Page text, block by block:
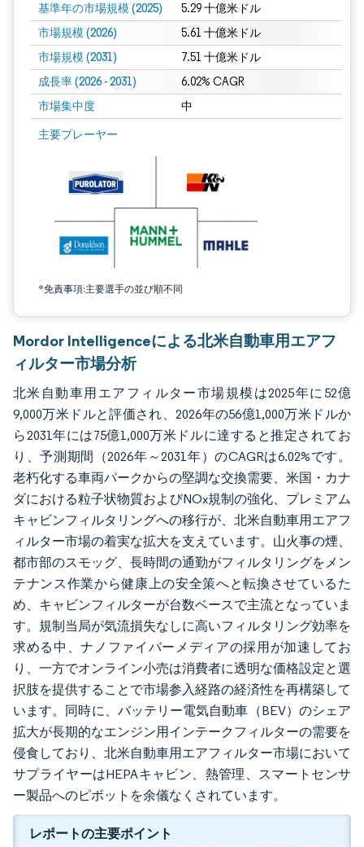
基準年の市場規模 (2025) 5.29 十億米ドル
市場規模 (2026) 5.61 十億米ドル
市場規模 (2031) 7.51 十億米ドル
成長率 (2026 - 2031) 6.02% CAGR
市場集中度 中
主要プレーヤー
*免責事項:主要選手の並び順不同
画像 © Mordor Intelligence。再利用にはCC BY 4.0の表示が必要です。
Mordor Intelligenceによる北米自動車用エアフ
ィルター市場分析
北米自動車用エアフィルター市場規模は2025年に52億
9,000万米ドルと評価され、2026年の56億1,000万米ドルか
ら2031年には75億1,000万米ドルに達すると推定されてお
り、予測期間（2026年～2031年）のCAGRは6.02%です。
老朽化する車両パークからの堅調な交換需要、米国・カナ
ダにおける粒子状物質およびNOx規制の強化、プレミアム
キャビンフィルタリングへの移行が、北米自動車用エアフ
ィルター市場の着実な拡大を支えています。山火事の煙、
都市部のスモッグ、長時間の通勤がフィルタリングをメン
テナンス作業から健康上の安全策へと転換させているた
め、キャビンフィルターが台数ベースで主流となっていま
す。規制当局が気流損失なしに高いフィルタリング効率を
求める中、ナノファイバーメディアの採用が加速してお
り、一方でオンライン小売は消費者に透明な価格設定と選
択肢を提供することで市場参入経路の経済性を再構築して
います。同時に、バッテリー電気自動車（BEV）のシェア
拡大が長期的なエンジン用インテークフィルターの需要を
侵食しており、北米自動車用エアフィルター市場において
サプライヤーはHEPAキャビン、熱管理、スマートセンサ
ー製品へのピボットを余儀なくされています。
レポートの主要ポイント